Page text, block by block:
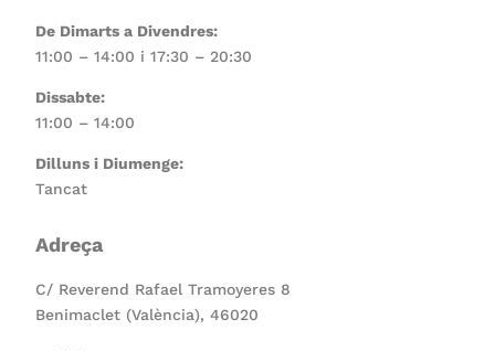
De Dimarts a Divendres:
11:00 – 14:00 i 17:30 – 20:30
Dissabte:
11:00 – 14:00
Dilluns i Diumenge:
Tancat
Adreça
C/ Reverend Rafael Tramoyeres 8
Benimaclet (València), 46020